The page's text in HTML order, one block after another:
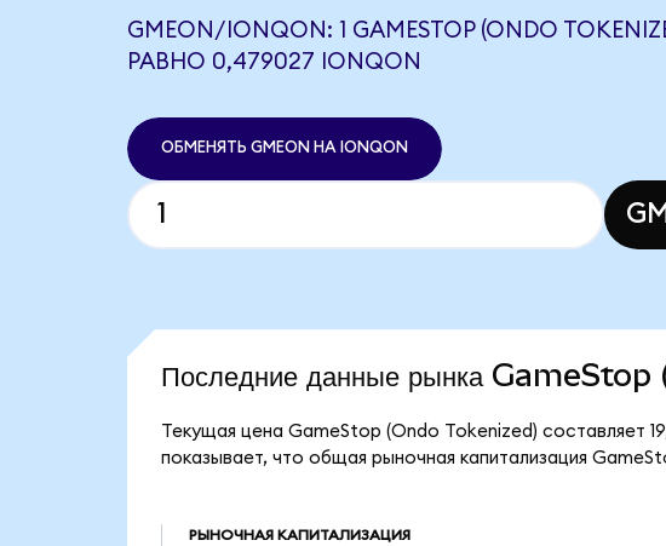
GMEON/IONQON: 1 GAMESTOP (ONDO
РАВНО 0,479027 IONQON
ОБМЕНЯТЬ GMEON НА IONQON
Последние данные рынка
Текущая цена GameStop (Ondo Tokenized) составляет
показывает, что общая рыночная капитализация
РЫНОЧНАЯ КАПИТАЛИЗАЦИЯ